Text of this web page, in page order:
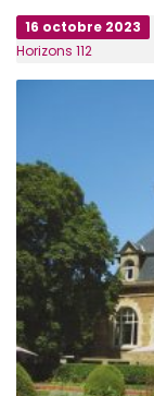
16 octobre 2023
Horizons 112